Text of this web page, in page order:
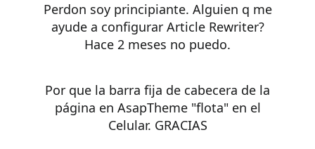
Perdon soy principiante. Alguien q me
ayude a configurar Article Rewriter?
Hace 2 meses no puedo.
Por que la barra fija de cabecera de la
página en AsapTheme "flota" en el
Celular. GRACIAS